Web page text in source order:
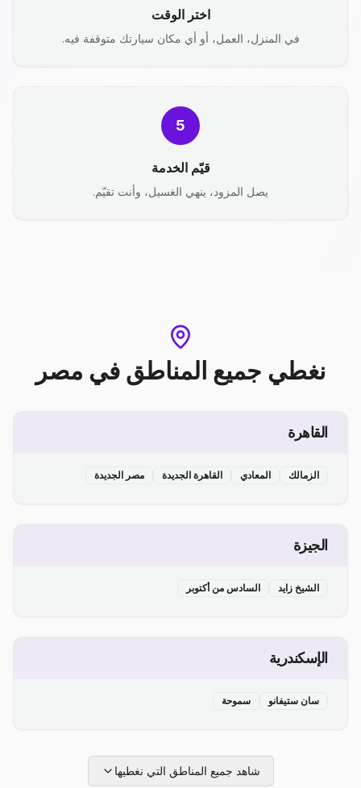
اختر الوقت
في المنزل، العمل، أو أي مكان سيارتك متوقفة فيه.
5
قيّم الخدمة
يصل المزود، ينهي الغسيل، وأنت تقيّم.
نغطي جميع المناطق في مصر
القاهرة
الزمالك المعادي القاهرة الجديدة مصر الجديدة
الجيزة
الشيخ زايد السادس من أكتوبر
الإسكندرية
سان ستيفانو سموحة
شاهد جميع المناطق التي نغطيها